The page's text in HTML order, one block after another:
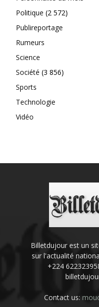
Politique (2 572)
Publireportage
Rumeurs
Science
Société (3 856)
Sports
Technologie
Vidéo
Billetdujour est un
sur l'actualité
+224
Contact us: